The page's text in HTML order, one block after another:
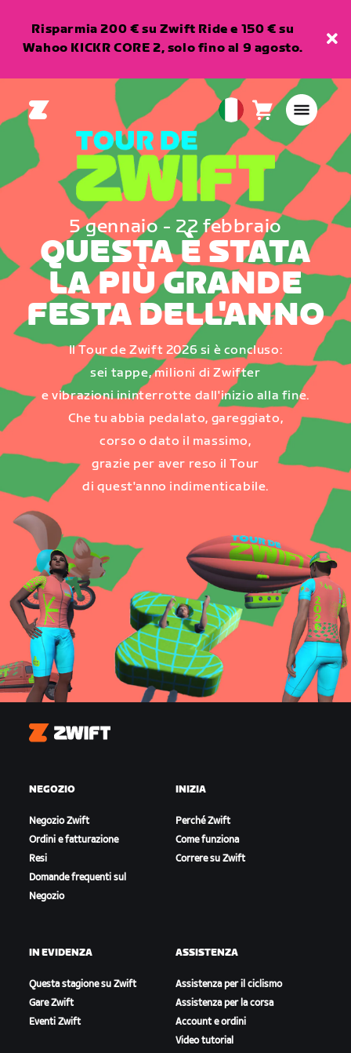
Risparmia 200 € su Zwift Ride e 150 € su
Wahoo KICKR CORE 2, solo fino al 9 agosto.
European
Union
Italiano
Carrello0
articoli
5 gennaio - 22 febbraio
QUESTA È STATA
LA PIÙ GRANDE
FESTA DELL'ANNO
Il Tour de Zwift 2026 si è concluso:
sei tappe, milioni di Zwifter
e vibrazioni ininterrotte dall'inizio alla fine.
Che tu abbia pedalato, gareggiato,
corso o dato il massimo,
grazie per aver reso il Tour
di quest'anno indimenticabile.
Zwift
NEGOZIO
Negozio Zwift
Ordini e fatturazione
Resi
Domande frequenti sul
Negozio
INIZIA
Perché Zwift
Come funziona
Correre su Zwift
IN EVIDENZA
Questa stagione su Zwift
Gare Zwift
Eventi Zwift
ASSISTENZA
Assistenza per il ciclismo
Assistenza per la corsa
Account e ordini
Video tutorial